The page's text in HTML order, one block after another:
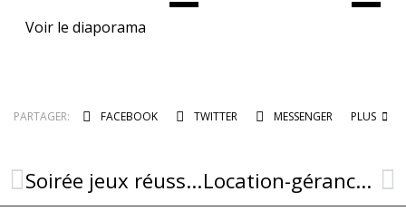
Voir le diaporama
PARTAGER: FACEBOOK TWITTER MESSENGER PLUS
Soirée jeux réussie ! Location-gérance de l’Auberge de la Tour à Combret